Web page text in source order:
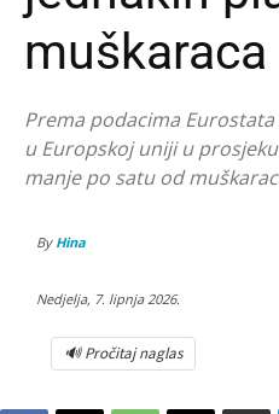
muškaraca
Prema podacima
u Europskoj uniji u
manje po satu od
By Hina
Nedjelja, 7. lipnja 2026.
🔊 Pročitaj naglas